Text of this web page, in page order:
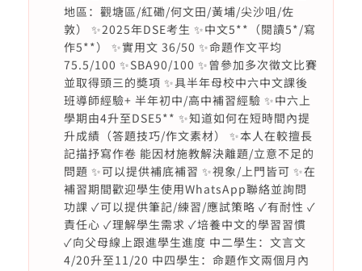
地區：觀塘區/紅磡/何文田/黃埔/尖沙咀/佐
敦） ✨2025年DSE考生 ✨中文5**（閱讀5*/寫
作5**） ✨實用文 36/50 ✨命題作文平均
75.5/100 ✨SBA90/100 ✨曾參加多次徵文比賽
並取得頭三的奬項 ✨具半年母校中六中文課後
班導師經驗+ 半年初中/高中補習經驗 ✨中六上
學期由4升至DSE5** ✨知道如何在短時間內提
升成績（答題技巧/作文素材） ✨本人在較擅長
記描抒寫作卷 能因材施教解決離題/立意不足的
問題 ✨可以提供補底補習 ✨視象/上門皆可 ✨在
補習期間歡迎學生使用WhatsApp聯絡並詢問
功課 ✓可以提供筆記/練習/應試策略 ✓有耐性 ✓
責任心 ✓理解學生需求 ✓培養中文的學習習慣
✓向父母線上跟進學生進度 中二學生：文言文
4/20升至11/20 中四學生：命題作文兩個月內